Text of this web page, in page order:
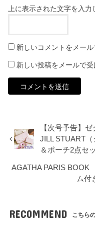
上に表示された文字を入力
新しいコメントをメール
新しい投稿をメールで受
【次号予告】
JILL STUART
＆ポーチ2点セ
AGATHA PARIS BOOK
ム付
RECOMMEND こちら